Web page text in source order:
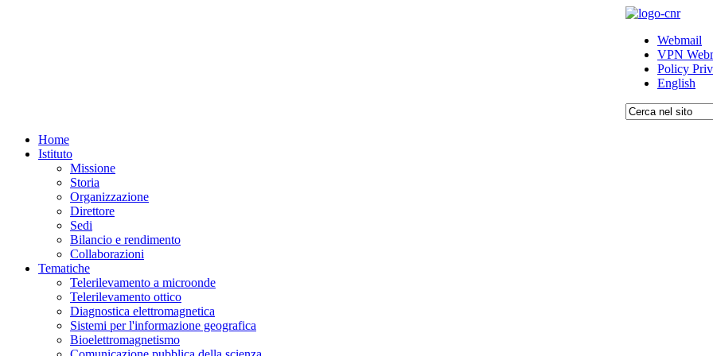
Webmail
VPN
Policy
English
Home
Istituto
Missione
Storia
Organizzazione
Direttore
Sedi
Bilancio e rendimento
Collaborazioni
Tematiche
Telerilevamento a microonde
Telerilevamento ottico
Diagnostica elettromagnetica
Sistemi per l'informazione geografica
Bioelettromagnetismo